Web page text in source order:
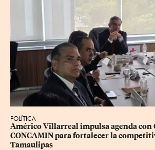
POLÍTICA
Américo Villarreal impulsa agenda con
CONCAMIN para fortalecer la
Tamaulipas